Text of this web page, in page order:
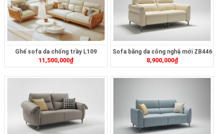
Ghế sofa da chống trầy L109
11,500,000₫
Sofa băng da công nghệ mới ZB446
8,900,000₫